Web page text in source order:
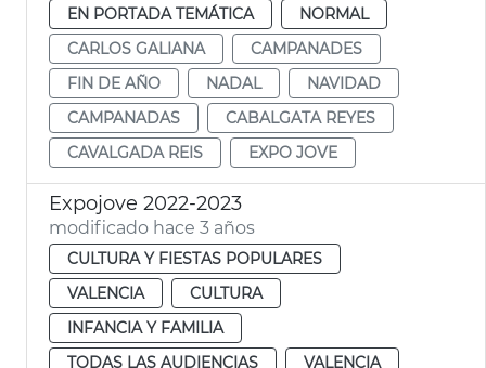
EN PORTADA TEMÁTICA
NORMAL
CARLOS GALIANA
CAMPANADES
FIN DE AÑO
NADAL
NAVIDAD
CAMPANADAS
CABALGATA REYES
CAVALGADA REIS
EXPO JOVE
Expojove 2022-2023
modificado hace 3 años
CULTURA Y FIESTAS POPULARES
VALENCIA
CULTURA
INFANCIA Y FAMILIA
TODAS LAS AUDIENCIAS
VALENCIA